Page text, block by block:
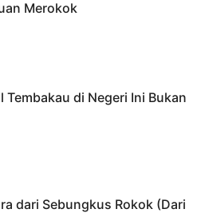
Merokok
di Negeri Ini Bukan
dari Sebungkus Rokok (Dari